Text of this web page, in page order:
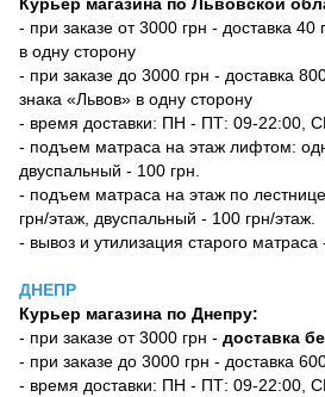
Курьер магазина по Львовской
- при заказе от 3000 грн - доставка 40
в одну сторону
- при заказе до 3000 грн - доставка
знака «Львов» в одну сторону
- время доставки: ПН - ПТ: 09-22:00,
- подъем матраса на этаж лифтом:
двуспальный - 100 грн.
- подъем матраса на этаж по
грн/этаж, двуспальный - 100 грн/этаж.
- вывоз и утилизация старого матраса
ДНЕПР
Курьер магазина по Днепру:
- при заказе от 3000 грн - доставка
- при заказе до 3000 грн - доставка
- время доставки: ПН - ПТ: 09-22:00,